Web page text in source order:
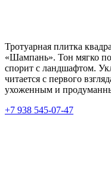
Тротуарная плитка
«Шампань». Тон мягко
спорит с ландшафтом.
читается с первого
ухоженным и
+7 938 545-07-47